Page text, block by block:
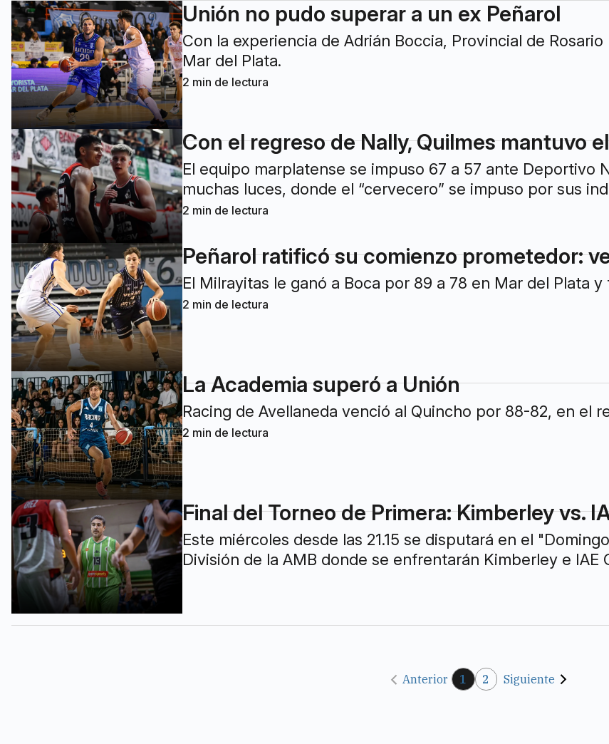
Unión no pudo superar a un ex Peñarol
Con la experiencia de Adrián Boccia, Provincial de
Mar del Plata.
2 min de lectura
Con el regreso de Nally, Quilmes mantuvo
El equipo marplatense se impuso 67 a 57 ante Deportivo
muchas luces, donde el “cervecero” se impuso por sus
2 min de lectura
Peñarol ratificó su comienzo prometedor:
El Milrayitas le ganó a Boca por 89 a 78 en Mar del Plata
2 min de lectura
La Academia superó a Unión
Racing de Avellaneda venció al Quincho por 88-82, en el
2 min de lectura
Final del Torneo de Primera: Kimberley vs.
Este miércoles desde las 21.15 se disputará en el
División de la AMB donde se enfrentarán Kimberley e IAE
Anterior 1 2 Siguiente